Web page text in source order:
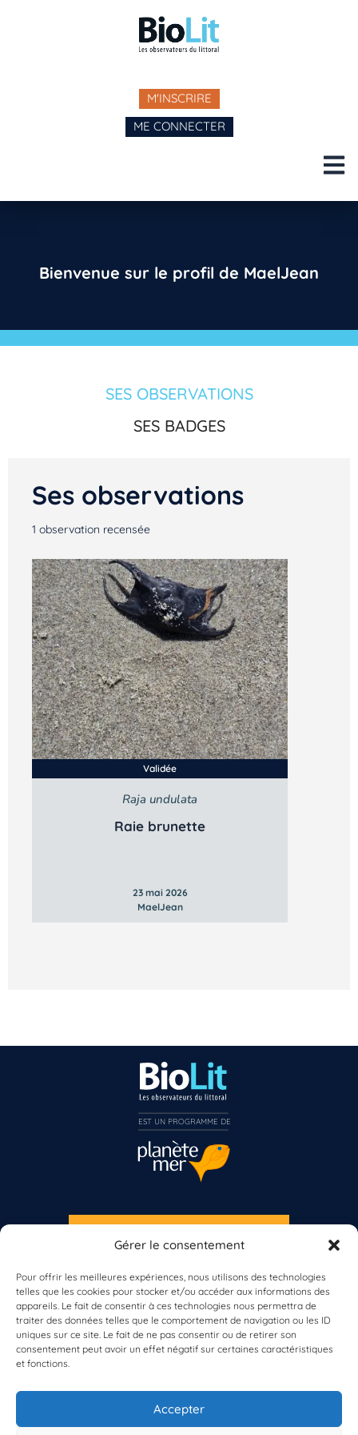
Gérer le consentement
Pour offrir les meilleures expériences, nous utilisons des technologies
telles que les cookies pour stocker et/ou accéder aux informations des
appareils. Le fait de consentir à ces technologies nous permettra de
traiter des données telles que le comportement de navigation ou les ID
uniques sur ce site. Le fait de ne pas consentir ou de retirer son
consentement peut avoir un effet négatif sur certaines caractéristiques
et fonctions.
Accepter
M'INSCRIRE
ME CONNECTER
Bienvenue sur le profil de MaelJean
SES OBSERVATIONS
SES BADGES
Ses observations
1 observation recensée
Validée
Raja undulata
Raie brunette
23 mai 2026
MaelJean
À propos de BioLit
Vos données d'observation
Ressources
S'INSCRIRE À LA NEWSLETTER
Inscrivez-vous dès maintenant